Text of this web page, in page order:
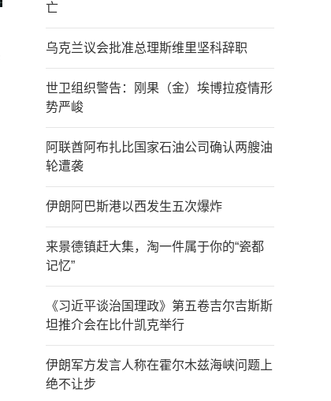
亡
乌克兰议会批准总理斯维里坚科辞职
世卫组织警告：刚果（金）埃博拉疫情形
势严峻
阿联酋阿布扎比国家石油公司确认两艘油
轮遭袭
伊朗阿巴斯港以西发生五次爆炸
来景德镇赶大集，淘一件属于你的“瓷都
记忆”
《习近平谈治国理政》第五卷吉尔吉斯斯
坦推介会在比什凯克举行
伊朗军方发言人称在霍尔木兹海峡问题上
绝不让步